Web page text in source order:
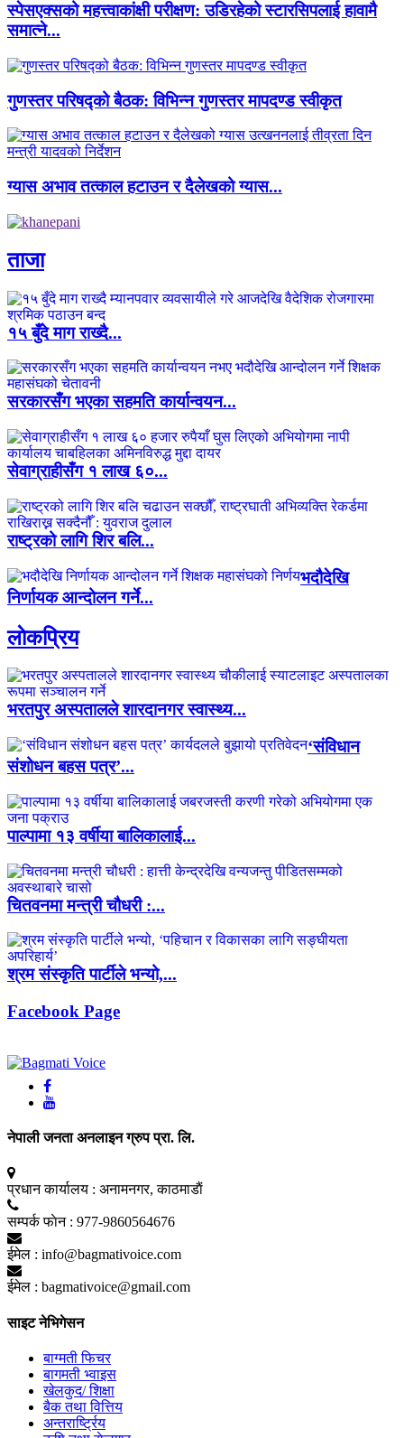
स्पेसएक्सको महत्त्वाकांक्षी परीक्षण: उडिरहेको स्टारसिपलाई हावामै
समात्ने...
गुणस्तर परिषद्को बैठक: विभिन्न गुणस्तर मापदण्ड स्वीकृत
ग्यास अभाव तत्काल हटाउन र दैलेखको ग्यास...
ताजा
१५ बुँदे माग राख्दै...
सरकारसँग भएका सहमति कार्यान्वयन...
सेवाग्राहीसँग १ लाख ६०...
राष्ट्रको लागि शिर बलि...
भदौदेखि
निर्णायक आन्दोलन गर्ने...
लाेकप्रिय
भरतपुर अस्पतालले शारदानगर स्वास्थ्य...
‘संविधान
संशोधन बहस पत्र’...
पाल्पामा १३ वर्षीया बालिकालाई...
चितवनमा मन्त्री चौधरी :...
श्रम संस्कृति पार्टीले भन्यो,...
Facebook Page
नेपाली जनता अनलाइन ग्रुप प्रा. लि.
प्रधान कार्यालय : अनामनगर, काठमाडाैं
सम्पर्क फाेन : 977-9860564676
ईमेल : info@bagmativoice.com
ईमेल : bagmativoice@gmail.com
साइट नेभिगेसन
बाग्मती फिचर
बागमती भ्वाइस
खेलकुद/ शिक्षा
बैक तथा वित्तिय
अन्तरार्ष्ट्रिय